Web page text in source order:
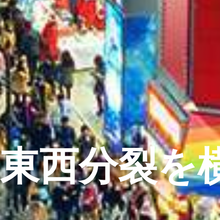
西分裂を